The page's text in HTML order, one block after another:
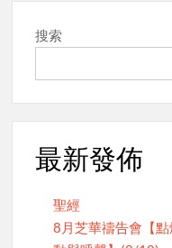
搜索
最新發佈
聖經
8月芝華禱告會【